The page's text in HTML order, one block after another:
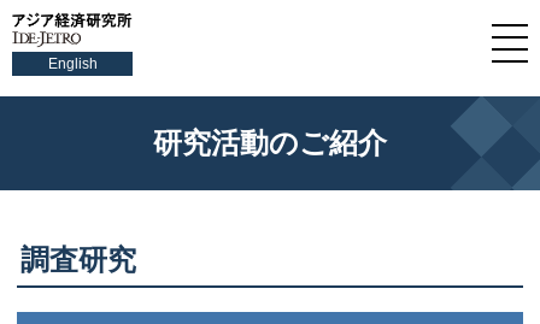
English
研究活動のご紹介
調査研究